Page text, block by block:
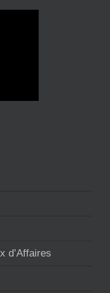
d’Affaires